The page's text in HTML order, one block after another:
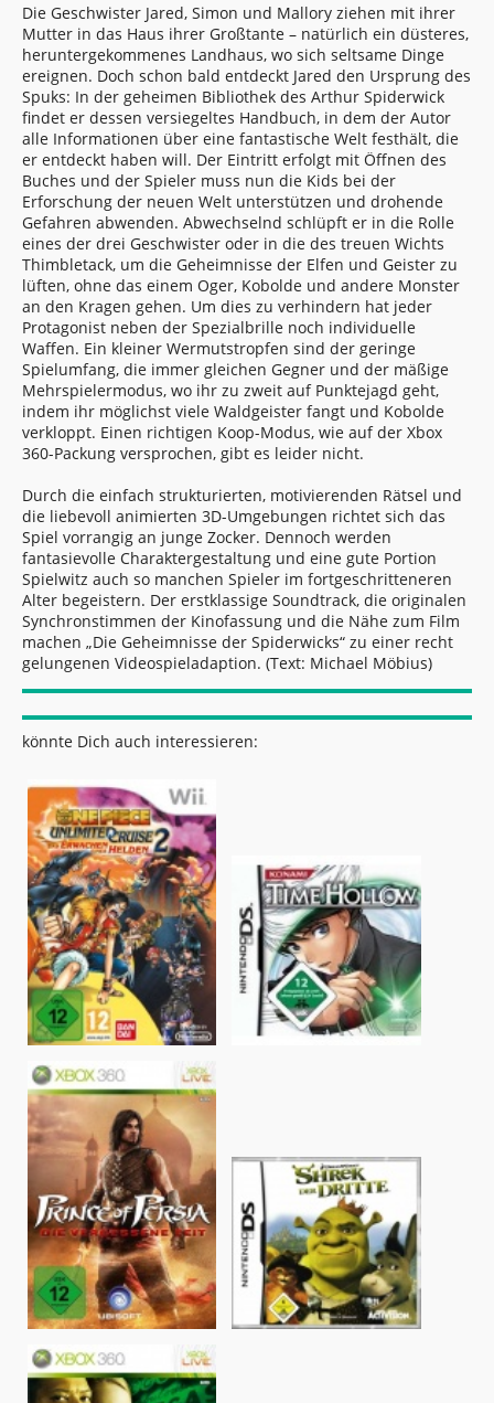
Die Geschwister Jared, Simon und Mallory ziehen mit ihrer
Mutter in das Haus ihrer Großtante – natürlich ein düsteres,
heruntergekommenes Landhaus, wo sich seltsame Dinge
ereignen. Doch schon bald entdeckt Jared den Ursprung des
Spuks: In der geheimen Bibliothek des Arthur Spiderwick
findet er dessen versiegeltes Handbuch, in dem der Autor
alle Informationen über eine fantastische Welt festhält, die
er entdeckt haben will. Der Eintritt erfolgt mit Öffnen des
Buches und der Spieler muss nun die Kids bei der
Erforschung der neuen Welt unterstützen und drohende
Gefahren abwenden. Abwechselnd schlüpft er in die Rolle
eines der drei Geschwister oder in die des treuen Wichts
Thimbletack, um die Geheimnisse der Elfen und Geister zu
lüften, ohne das einem Oger, Kobolde und andere Monster
an den Kragen gehen. Um dies zu verhindern hat jeder
Protagonist neben der Spezialbrille noch individuelle
Waffen. Ein kleiner Wermutstropfen sind der geringe
Spielumfang, die immer gleichen Gegner und der mäßige
Mehrspielermodus, wo ihr zu zweit auf Punktejagd geht,
indem ihr möglichst viele Waldgeister fangt und Kobolde
verkloppt. Einen richtigen Koop-Modus, wie auf der Xbox
360-Packung versprochen, gibt es leider nicht.
Durch die einfach strukturierten, motivierenden Rätsel und
die liebevoll animierten 3D-Umgebungen richtet sich das
Spiel vorrangig an junge Zocker. Dennoch werden
fantasievolle Charaktergestaltung und eine gute Portion
Spielwitz auch so manchen Spieler im fortgeschritteneren
Alter begeistern. Der erstklassige Soundtrack, die originalen
Synchronstimmen der Kinofassung und die Nähe zum Film
machen „Die Geheimnisse der Spiderwicks“ zu einer recht
gelungenen Videospieladaption. (Text: Michael Möbius)
könnte Dich auch interessieren: